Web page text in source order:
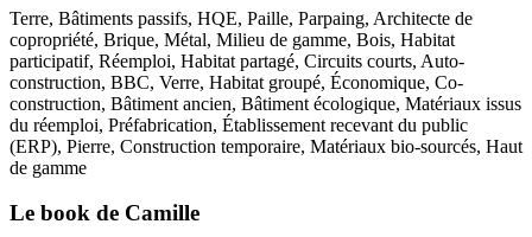
Terre, Bâtiments passifs, HQE, Paille, Parpaing, Architecte de
copropriété, Brique, Métal, Milieu de gamme, Bois, Habitat
participatif, Réemploi, Habitat partagé, Circuits courts, Auto-
construction, BBC, Verre, Habitat groupé, Économique, Co-
construction, Bâtiment ancien, Bâtiment écologique, Matériaux issus
du réemploi, Préfabrication, Établissement recevant du public
(ERP), Pierre, Construction temporaire, Matériaux bio-sourcés, Haut
de gamme
Le book de Camille